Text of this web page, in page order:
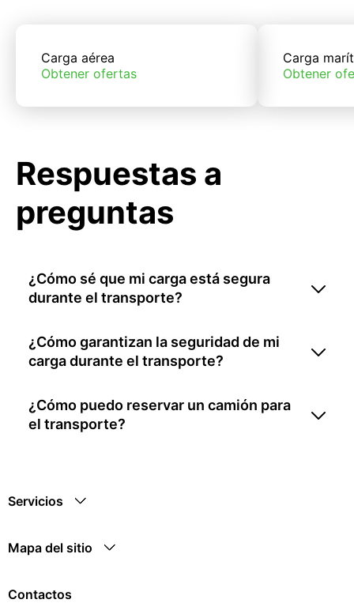
Carga aérea
Obtener ofertas
Carga
Obtener
Respuestas a
preguntas
¿Cómo sé que mi carga está segura
durante el transporte?
¿Cómo garantizan la seguridad de mi
carga durante el transporte?
¿Cómo puedo reservar un camión para
el transporte?
Servicios
Mapa del sitio
Contactos